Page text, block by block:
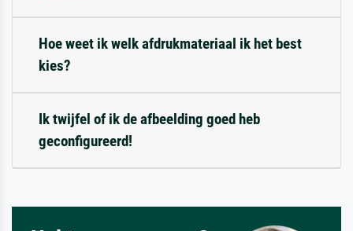
Hoe weet ik welk afdrukmateriaal ik het best
kies?
Ik twijfel of ik de afbeelding goed heb
geconfigureerd!